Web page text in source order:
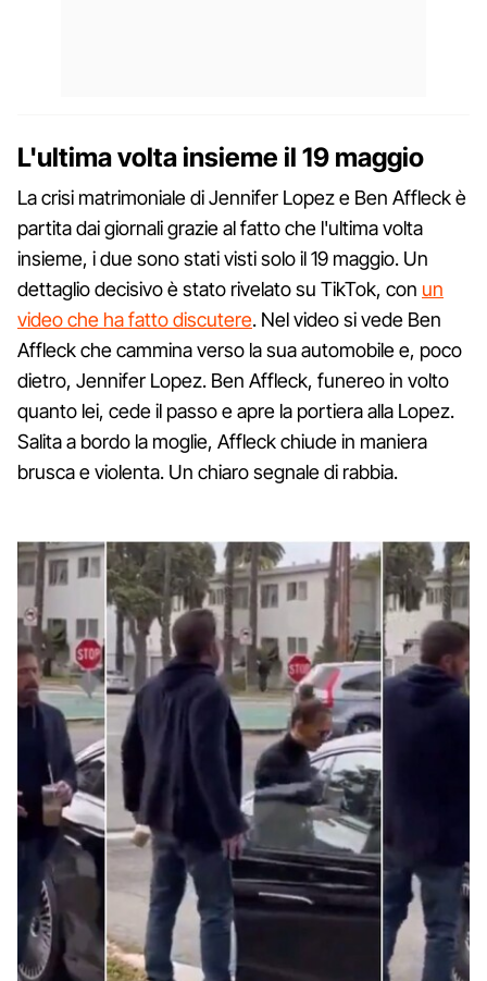
L'ultima volta insieme il 19 maggio
La crisi matrimoniale di Jennifer Lopez e Ben Affleck è
partita dai giornali grazie al fatto che l'ultima volta
insieme, i due sono stati visti solo il 19 maggio. Un
dettaglio decisivo è stato rivelato su TikTok, con un
video che ha fatto discutere. Nel video si vede Ben
Affleck che cammina verso la sua automobile e, poco
dietro, Jennifer Lopez. Ben Affleck, funereo in volto
quanto lei, cede il passo e apre la portiera alla Lopez.
Salita a bordo la moglie, Affleck chiude in maniera
brusca e violenta. Un chiaro segnale di rabbia.